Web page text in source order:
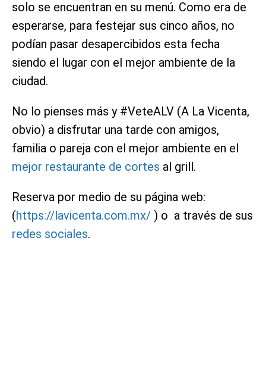
solo se encuentran en su menú. Como era de
esperarse, para festejar sus cinco años, no
podían pasar desapercibidos esta fecha
siendo el lugar con el mejor ambiente de la
ciudad.
No lo pienses más y #VeteALV (A La Vicenta,
obvio) a disfrutar una tarde con amigos,
familia o pareja con el mejor ambiente en el
mejor restaurante de cortes al grill.
Reserva por medio de su página web:
(https://lavicenta.com.mx/ ) o a través de sus
redes sociales.